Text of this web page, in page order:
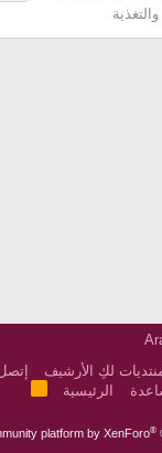
لكِ الأرشيف
الرئيسية
platform by XenForo®